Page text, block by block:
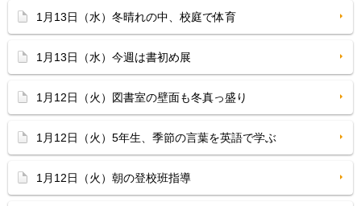
1月13日（水）冬晴れの中、校庭で体育
1月13日（水）今週は書初め展
1月12日（火）図書室の壁面も冬真っ盛り
1月12日（火）5年生、季節の言葉を英語で学ぶ
1月12日（火）朝の登校班指導